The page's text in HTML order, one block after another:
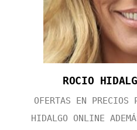
ROCIO
OFERTAS EN PRECIOS
HIDALGO ONLINE